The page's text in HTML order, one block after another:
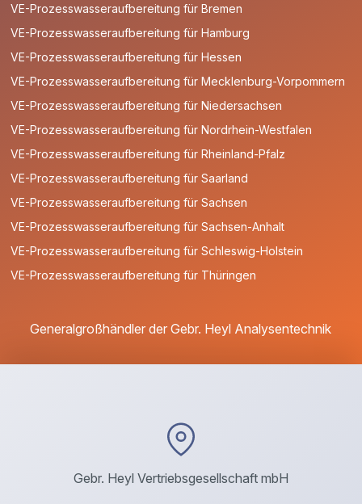
VE-Prozesswasseraufbereitung für Bremen
VE-Prozesswasseraufbereitung für Hamburg
VE-Prozesswasseraufbereitung für Hessen
VE-Prozesswasseraufbereitung für Mecklenburg-Vorpommern
VE-Prozesswasseraufbereitung für Niedersachsen
VE-Prozesswasseraufbereitung für Nordrhein-Westfalen
VE-Prozesswasseraufbereitung für Rheinland-Pfalz
VE-Prozesswasseraufbereitung für Saarland
VE-Prozesswasseraufbereitung für Sachsen
VE-Prozesswasseraufbereitung für Sachsen-Anhalt
VE-Prozesswasseraufbereitung für Schleswig-Holstein
VE-Prozesswasseraufbereitung für Thüringen
Generalgroßhändler der Gebr. Heyl Analysentechnik
Gebr. Heyl Vertriebsgesellschaft mbH